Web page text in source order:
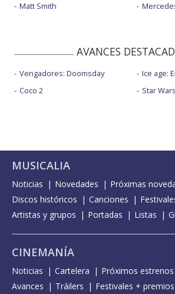
Matt Smith
AVANCES
Vengadores: Doomsday
Coco 2
Ice age:
Star
MUSICALIA
Noticias Novedades
Próximas
Discos históricos
Canciones
Artistas y grupos
Portadas Listas
CINEMANÍA
Noticias Cartelera Próximos estrenos
Avances
Tráilers Festivales + premios